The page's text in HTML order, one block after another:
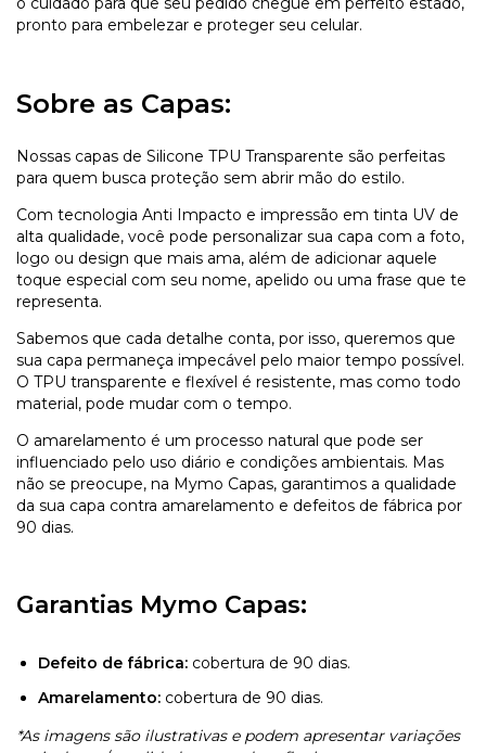
pronto para embelezar e proteger seu celular.
Sobre as Capas:
Nossas capas de Silicone TPU Transparente são perfeitas
para quem busca proteção sem abrir mão do estilo.
Com tecnologia Anti Impacto e impressão em tinta UV de
alta qualidade, você pode personalizar sua capa com a foto,
logo ou design que mais ama, além de adicionar aquele
toque especial com seu nome, apelido ou uma frase que te
representa.
Sabemos que cada detalhe conta, por isso, queremos que
sua capa permaneça impecável pelo maior tempo possível.
O TPU transparente e flexível é resistente, mas como todo
material, pode mudar com o tempo.
O amarelamento é um processo natural que pode ser
influenciado pelo uso diário e condições ambientais. Mas
não se preocupe, na Mymo Capas, garantimos a qualidade
da sua capa contra amarelamento e defeitos de fábrica por
90 dias.
Garantias Mymo Capas:
Defeito de fábrica: cobertura de 90 dias.
Amarelamento: cobertura de 90 dias.
*As imagens são ilustrativas e podem apresentar variações